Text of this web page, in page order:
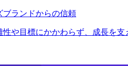
ブランドからの信頼
や目標にかかわらず、成長を支